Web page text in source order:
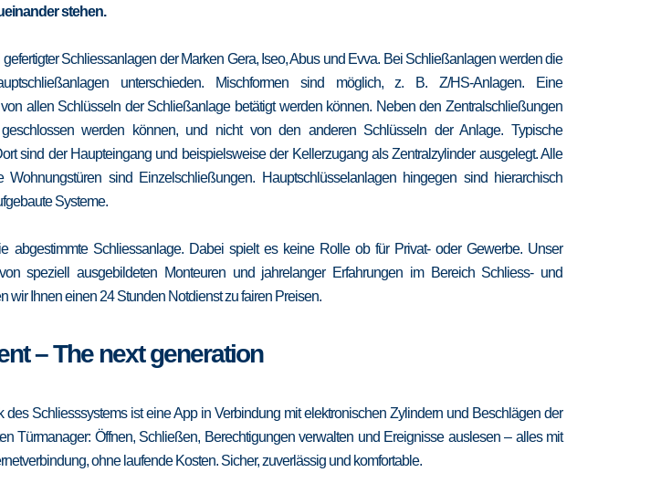
stehen.
Schliessanlagen der Marken Gera, Iseo, Abus und Evva. Bei Schließanlagen werden die
unterschieden. Mischformen sind möglich, z. B. Z/HS-Anlagen. Eine
allen Schlüsseln der Schließanlage betätigt werden können. Neben den Zentralschließungen
werden können, und nicht von den anderen Schlüsseln der Anlage. Typische
sind der Haupteingang und beispielsweise der Kellerzugang als Zentralzylinder ausgelegt. Alle
sind Einzelschließungen. Hauptschlüsselanlagen hingegen sind hierarchisch
Systeme.
Schliessanlage. Dabei spielt es keine Rolle ob für Privat- oder Gewerbe. Unser
speziell ausgebildeten Monteuren und jahrelanger Erfahrungen im Bereich Schliess- und
wir Ihnen einen 24 Stunden Notdienst zu fairen Preisen.
– The next generation
Schliesssystems ist eine App in Verbindung mit elektronischen Zylindern und Beschlägen der
Türmanager: Öffnen, Schließen, Berechtigungen verwalten und Ereignisse auslesen – alles mit
ohne laufende Kosten. Sicher, zuverlässig und komfortable.